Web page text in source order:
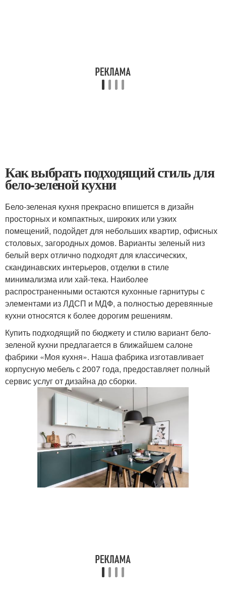
Как выбрать подходящий стиль для
бело-зеленой кухни
Бело-зеленая кухня прекрасно впишется в дизайн
просторных и компактных, широких или узких
помещений, подойдет для небольших квартир, офисных
столовых, загородных домов. Варианты зеленый низ
белый верх отлично подходят для классических,
скандинавских интерьеров, отделки в стиле
минимализма или хай-тека. Наиболее
распространенными остаются кухонные гарнитуры с
элементами из ЛДСП и МДФ, а полностью деревянные
кухни относятся к более дорогим решениям.
Купить подходящий по бюджету и стилю вариант бело-
зеленой кухни предлагается в ближайшем салоне
фабрики «Моя кухня». Наша фабрика изготавливает
корпусную мебель с 2007 года, предоставляет полный
сервис услуг от дизайна до сборки.